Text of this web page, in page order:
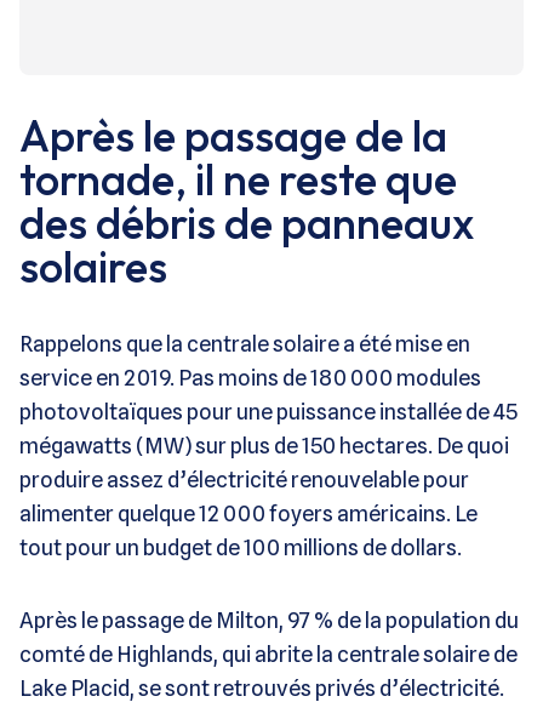
Après le passage de la
tornade, il ne reste que
des débris de panneaux
solaires
Rappelons que la centrale solaire a été mise en
service en 2019. Pas moins de 180 000 modules
photovoltaïques pour une puissance installée de 45
mégawatts (MW) sur plus de 150 hectares. De quoi
produire assez d’électricité renouvelable pour
alimenter quelque 12 000 foyers américains. Le
tout pour un budget de 100 millions de dollars.
Après le passage de Milton, 97 % de la population du
comté de Highlands, qui abrite la centrale solaire de
Lake Placid, se sont retrouvés privés d’électricité.